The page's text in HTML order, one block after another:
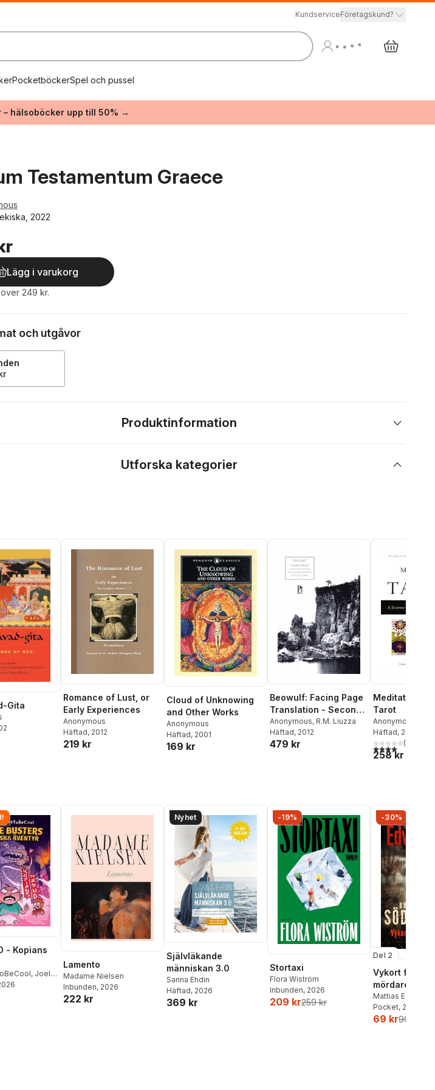
KundserviceFöretagskund?
PocketböckerSpel och pussel
– hälsoböcker upp till 50% →
Testamentum Graece
2022
Lägg i varukorg
249 kr.
och utgåvor
Produktinformation
Utforska kategorier
Gita
Romance of Lust, or
Early Experiences
Anonymous
Häftad, 2012
219 kr
Cloud of Unknowing
and Other Works
Anonymous
Häftad, 2001
169 kr
Beowulf: Facing Page
Translation - Second
Edition
Anonymous, R.M. Liuzza
Häftad, 2012
479 kr
Meditations
Tarot
Anonymous
Häftad, 2002
4,0utav 5(
258 kr
- Kopians
, Joel
Emil Ejdemo
Lamento
Madame Nielsen
Inbunden, 2026
222 kr
Nyhet
Självläkande
människan 3.0
Sanna Ehdin
Häftad, 2026
369 kr
-19%
Stortaxi
Flora Wiström
Inbunden, 2026
209 kr259 kr
-30%
Del 2
Vykort från en
mördare
Mattias
Pocket, 2026
69 kr99 kr